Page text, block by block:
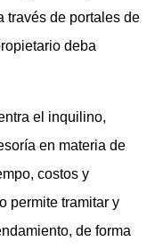
través de portales de
deba
el inquilino,
en materia de
costos y
permite tramitar y
de forma